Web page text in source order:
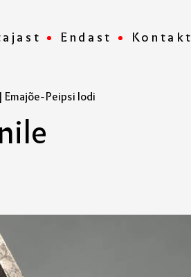
Endast Kontakt
| Emajõe-Peipsi lodi
ile